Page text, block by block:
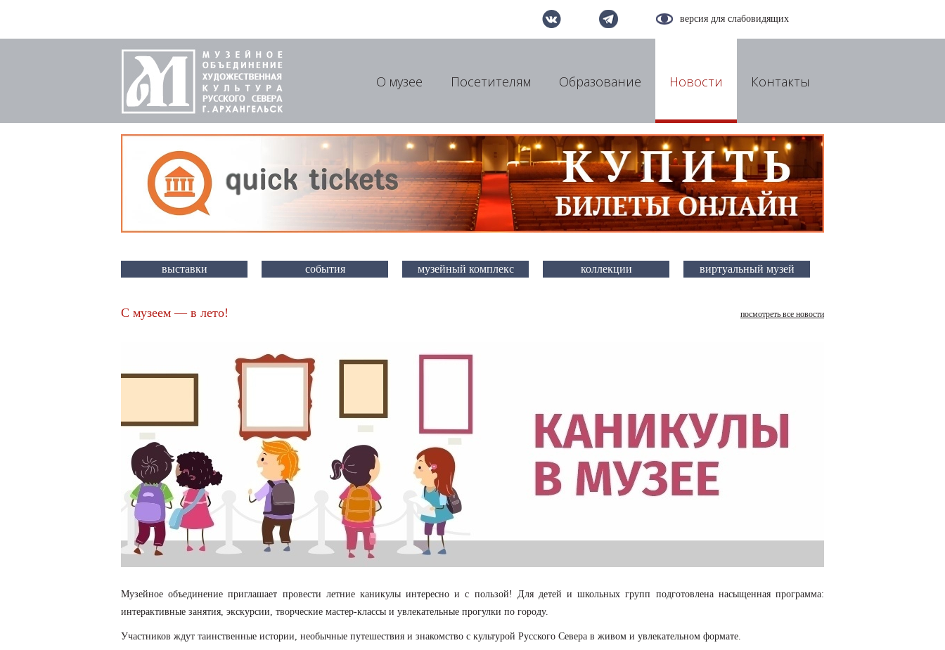
версия для слабовидящих
О музее Посетителям Образование Новости Контакты
выставки события музейный комплекс коллекции виртуальный музей
С музеем — в лето! посмотреть все новости
Музейное объединение приглашает провести летние каникулы интересно и с пользой! Для детей и школьных групп подготовлена насыщенная программа:
интерактивные занятия, экскурсии, творческие мастер-классы и увлекательные прогулки по городу.
Участников ждут таинственные истории, необычные путешествия и знакомство с культурой Русского Севера в живом и увлекательном формате.